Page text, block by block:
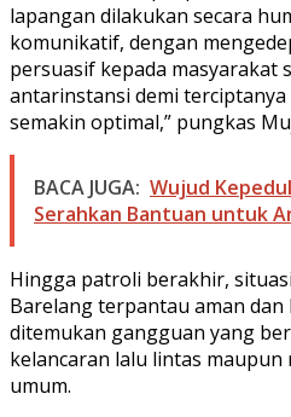
lapangan dilakukan secara
komunikatif, dengan
persuasif kepada masyarakat
antarinstansi demi
semakin optimal,” pungkas
BACA JUGA: Wujud
Serahkan Bantuan untuk
Hingga patroli berakhir,
Barelang terpantau aman
ditemukan gangguan yang
kelancaran lalu lintas
umum.